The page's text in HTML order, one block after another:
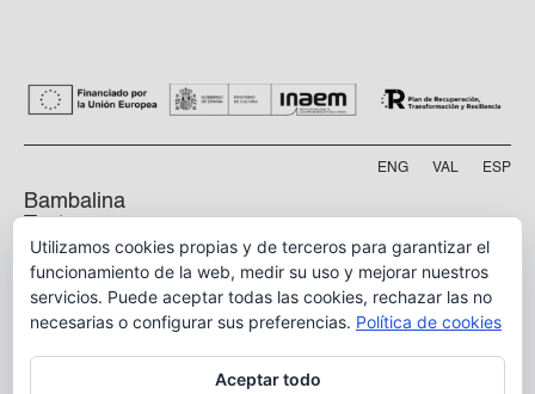
ENG VAL ESP
Bambalina
Teatre
Practicable
Calle Manyà, 5-bajo
46009, Valencia
info@bambalina.es
Utilizamos cookies propias y de terceros para garantizar el
funcionamiento de la web, medir su uso y mejorar nuestros
servicios. Puede aceptar todas las cookies, rechazar las no
necesarias o configurar sus preferencias. Política de cookies
Aceptar todo